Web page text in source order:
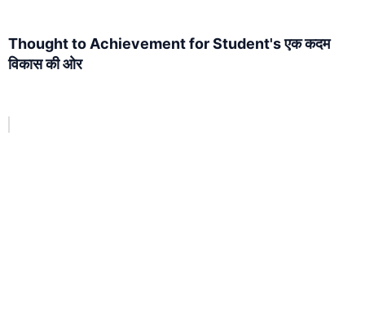
Thought to Achievement for Student's एक कदम
विकास की ओर